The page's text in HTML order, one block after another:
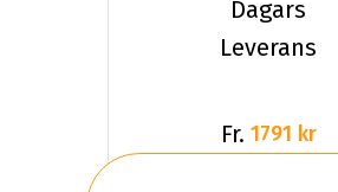
Dagars
Leverans
Fr. 1791 kr